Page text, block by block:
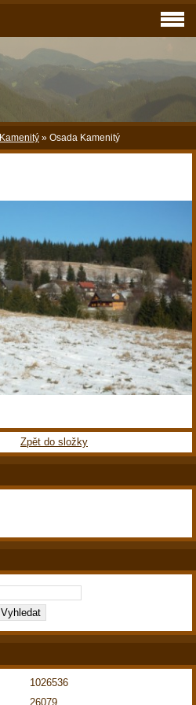
Kamenitý » Osada Kamenitý
Zpět do složky
1026536
26079